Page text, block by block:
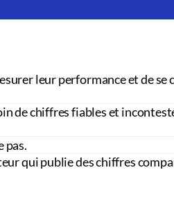
leur performance et de se
de chiffres fiables et
pas.
qui publie des chiffres